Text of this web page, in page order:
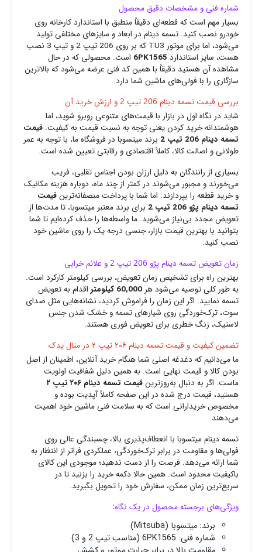
شماره فنی و مشخصات دقیق محصول
بسیار مهم است که قطعه‌ای دقیقاً منطبق با استاندارد کارخانه روی
خودرو نصب کنید. تسمه دینام در ابعاد و سایزهای مختلفی تولید
می‌شود، اما برای موتور TU3 که بر روی 206 تیپ 2 و تیپ 3 نصب
هست، سایز استاندارد 6PK1565 است. محصولی که در حال
مشاهده آن هستید دقیقاً با همین کد فنی عرضه می‌شود که بالاترین
سازگاری را با فولی‌های ماشین شما دارد.
بررسی قیمت تسمه دینام 206 تیپ 2 و ارزش خرید آن
شاید در نگاه اول در بازار با قیمت‌های متنوعی روبرو شوید، اما
هوشمندانه خرید کردن یعنی توجه به نسبت قیمت به کیفیت. قیمت
تسمه دینام 206 تیپ 2
برند میتسوبا در فروشگاه ما، با توجه به عمر
طولانی و اصالت کالا، کاملاً اقتصادی و رقابتی تعیین شده است.
بسیاری از رانندگان به دلیل ارزان بودن اجناس تقلبی، فریب
می‌خورند و مجبور می‌شوند در کمتر از چند ماه، دوباره هزینه مکانیک
و خرید قطعه را بپردازند. اما شما با پرداخت منصفانه‌ترینقیمت
تسمه دینام پژو 206 تیپ 2
برای برند معتبر میتسوبا، تا مدت‌ها از
تعویض مجدد بی‌نیاز می‌شوید. ما واسطه‌ها را حذف کرده‌ایم تا شما
بتوانید با بهترین قیمت بازار، جنسی درجه یک را روی ماشین خود
نصب کنید.
زمان تعویض تسمه دینام پژو 206 تیپ 2 و علائم خرابی
بهترین راه برای تشخیص زمان تعویض، بررسی کیلومتر کارکرد است.
به طور کلی توصیه می‌شود هر 60,000 کیلومتر
اقدام به تعویض
تسمه نمایید. اگر این زمان را فراموش کردید، نشانه‌هایی مثل صدای
سوت، ترک‌خوردگی روی شیارهای تسمه و خشک شدن جنس
لاستیک، زنگ خطری برای تعویض فوری هستند.
تضمین کیفیت و قیمت تسمه دینام ۲۰۶ تیپ ۲ در متال یدک
ما می‌دانیم که دغدغه اصلی شما هنگام خرید آنلاین، اطمینان از اصل
بودن کالا و قیمت نهایی است. به همین دلیل شفافیت اولویت
ماست. اگر به دنبال به‌روزترینقیمت تسمه دینام ۲۰۶ تیپ ۲
هستید، قیمت درج شده در این صفحه کاملاً آپدیت بوده و
مخصوص خریدارانی است که به سلامت فنی ماشین خود اهمیت
می‌دهند.
تسمه دینام میتسوبا با انعطاف‌پذیری بالا، چسبندگی عالی روی
فولی‌ها و مقاومت در برابر ترک‌خوردگی، عملکردی فراتر از انتظار به
شما ارائه می‌دهد. فرصت را از دست ندهید؛ موجودی این کالای
باکیفیت محدود است. همین حالا دکمه خرید را بزنید تا در
سریع‌ترین زمان ممکن، سفارش خود را تحویل بگیرید.
ویژگی‌های برجسته محصول در یک نگاه:
برند: میتسوبا (Mitsuba)
شماره فنی: 6PK1565 (مناسب تیپ 2 و 3)